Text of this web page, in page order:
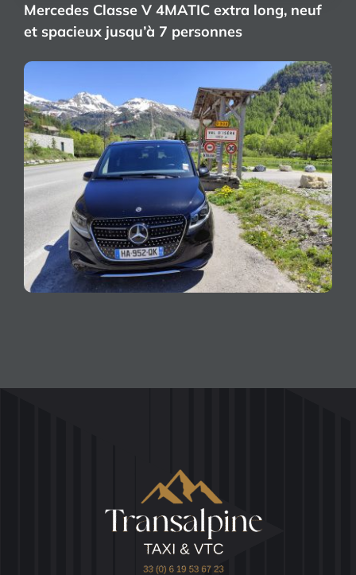
Mercedes Classe V 4MATIC extra long, neuf
et spacieux jusqu’à 7 personnes